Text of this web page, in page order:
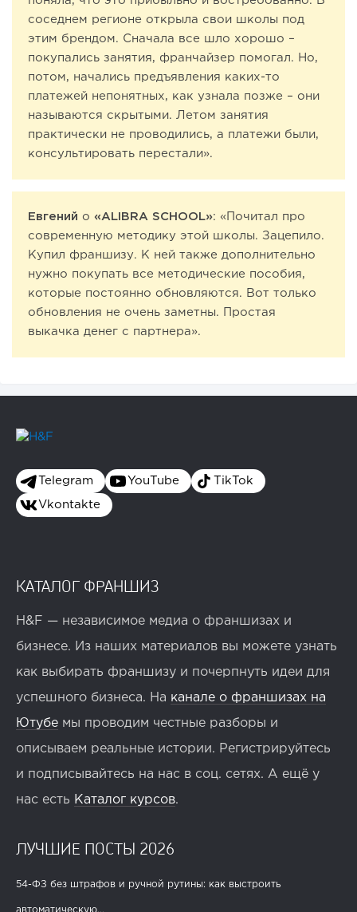
соседнем регионе открыла свои школы под
этим брендом. Сначала все шло хорошо –
покупались занятия, франчайзер помогал. Но,
потом, начались предъявления каких-то
платежей непонятных, как узнала позже – они
называются скрытыми. Летом занятия
практически не проводились, а платежи были,
консультировать перестали».
Евгений о «ALIBRA SCHOOL»: «Почитал про
современную методику этой школы. Зацепило.
Купил франшизу. К ней также дополнительно
нужно покупать все методические пособия,
которые постоянно обновляются. Вот только
обновления не очень заметны. Простая
выкачка денег с партнера».
Telegram YouTube TikTok
Vkontakte
КАТАЛОГ ФРАНШИЗ
H&F — независимое медиа о франшизах и
бизнесе. Из наших материалов вы можете узнать
как выбирать франшизу и почерпнуть идеи для
успешного бизнеса. На канале о франшизах на
Ютубе мы проводим честные разборы и
описываем реальные истории. Регистрируйтесь
и подписывайтесь на нас в соц. сетях. А ещё у
нас есть Каталог курсов.
ЛУЧШИЕ ПОСТЫ 2026
54-ФЗ без штрафов и ручной рутины: как выстроить
автоматическую...